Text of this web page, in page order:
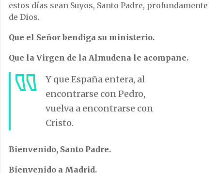
estos días sean Suyos, Santo Padre, profundamente
de Dios.
Que el Señor bendiga su ministerio.
Que la Virgen de la Almudena le acompañe.
Y que España entera, al
encontrarse con Pedro,
vuelva a encontrarse con
Cristo.
Bienvenido, Santo Padre.
Bienvenido a Madrid.